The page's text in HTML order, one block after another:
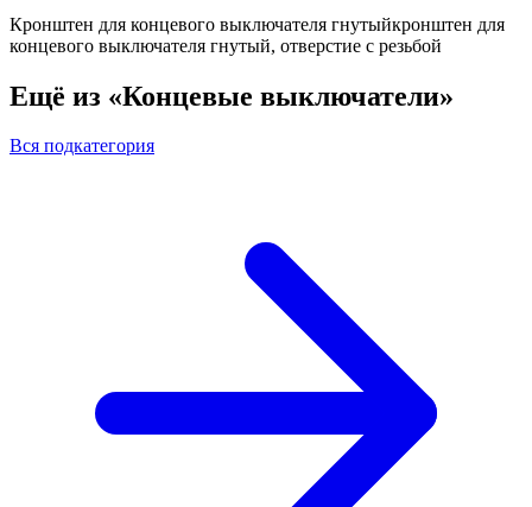
Кронштен для концевого выключателя гнутыйкронштен для
концевого выключателя гнутый, отверстие с резьбой
Ещё из «Концевые выключатели»
Вся подкатегория